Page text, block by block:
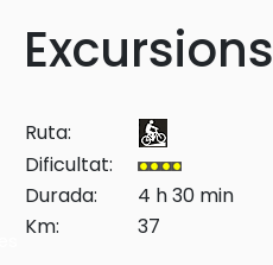
Excursions
Ruta:
Dificultat:
Durada:
4 h 30 min
Km:
37